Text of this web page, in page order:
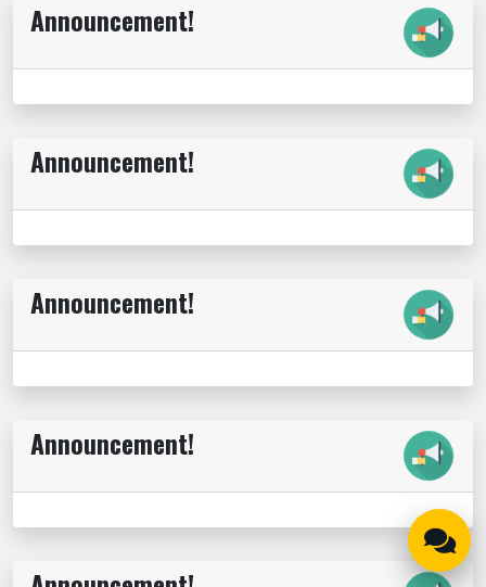
Announcement!
Announcement!
Announcement!
Announcement!